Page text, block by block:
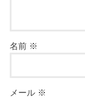
名前 ※
メール ※